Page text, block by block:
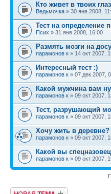
Кто живет в твоих
Ведьмочка » 30 янв 2008,
Тест на определение
Псих » 31 янв 2008, 16:00
Размять мозги на
парамонов к » 14 окт 2007,
Интересный тест :)
парамонов к » 07 дек 2007,
Какой мужчина вам
парамонов к » 09 окт 2007,
Тест, разрушающий
парамонов к » 09 окт 2007,
Хочу жить в деревне?
парамонов к » 09 окт 2007,
Какой вы спецназовец
парамонов к » 09 окт 2007,
Новая тема